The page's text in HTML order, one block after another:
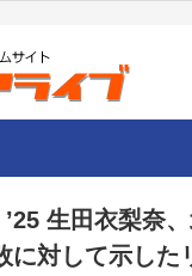
生田衣梨奈
に対して示した